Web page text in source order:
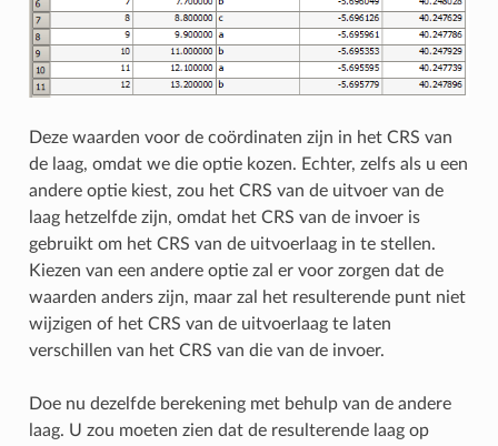
Deze waarden voor de coördinaten zijn in het CRS van
de laag, omdat we die optie kozen. Echter, zelfs als u een
andere optie kiest, zou het CRS van de uitvoer van de
laag hetzelfde zijn, omdat het CRS van de invoer is
gebruikt om het CRS van de uitvoerlaag in te stellen.
Kiezen van een andere optie zal er voor zorgen dat de
waarden anders zijn, maar zal het resulterende punt niet
wijzigen of het CRS van de uitvoerlaag te laten
verschillen van het CRS van die van de invoer.
Doe nu dezelfde berekening met behulp van de andere
laag. U zou moeten zien dat de resulterende laag op